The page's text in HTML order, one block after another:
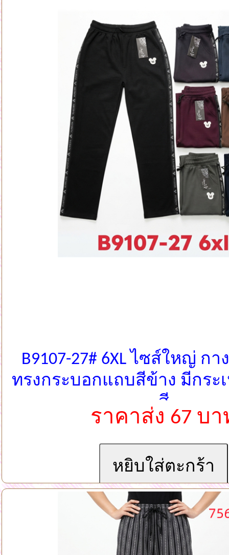
B9107-27# 6XL ไซส์ใหญ่ กา
ทรงกระบอกแถบสีข้าง มีกระ
สี
ราคาส่ง 67 บา